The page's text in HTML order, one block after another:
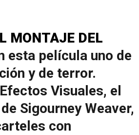
MONTAJE DEL
esta película uno de
y de terror.
Visuales, el
Sigourney Weaver,
con